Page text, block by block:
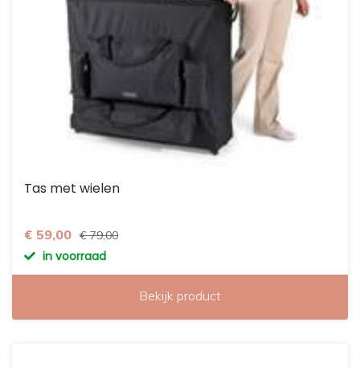
Tas met wielen
€ 59,00 € 79,00
in voorraad
Bekijk product